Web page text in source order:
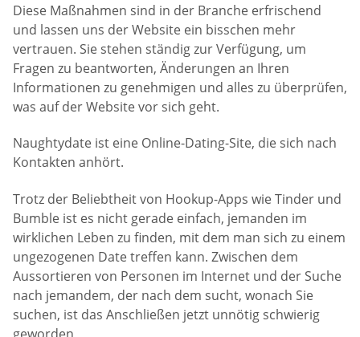
Diese Maßnahmen sind in der Branche erfrischend
und lassen uns der Website ein bisschen mehr
vertrauen. Sie stehen ständig zur Verfügung, um
Fragen zu beantworten, Änderungen an Ihren
Informationen zu genehmigen und alles zu überprüfen,
was auf der Website vor sich geht.
Naughtydate ist eine Online-Dating-Site, die sich nach
Kontakten anhört.
Trotz der Beliebtheit von Hookup-Apps wie Tinder und
Bumble ist es nicht gerade einfach, jemanden im
wirklichen Leben zu finden, mit dem man sich zu einem
ungezogenen Date treffen kann. Zwischen dem
Aussortieren von Personen im Internet und der Suche
nach jemandem, der nach dem sucht, wonach Sie
suchen, ist das Anschließen jetzt unnötig schwierig
geworden.